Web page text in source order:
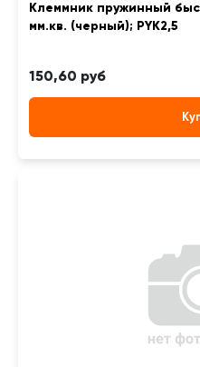
Клеммник пружинный
мм.кв. (черный); PYK2,5
150,60 руб